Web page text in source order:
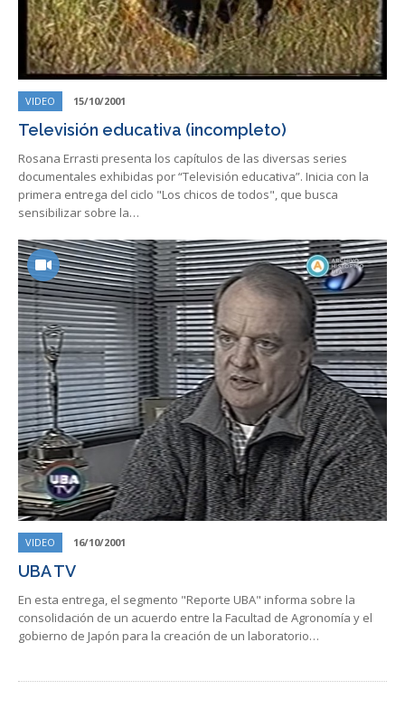
VIDEO 15/10/2001
Televisión educativa (incompleto)
Rosana Errasti presenta los capítulos de las diversas series
documentales exhibidas por “Televisión educativa”. Inicia con la
primera entrega del ciclo "Los chicos de todos", que busca
sensibilizar sobre la…
VIDEO 16/10/2001
UBA TV
En esta entrega, el segmento "Reporte UBA" informa sobre la
consolidación de un acuerdo entre la Facultad de Agronomía y el
gobierno de Japón para la creación de un laboratorio…